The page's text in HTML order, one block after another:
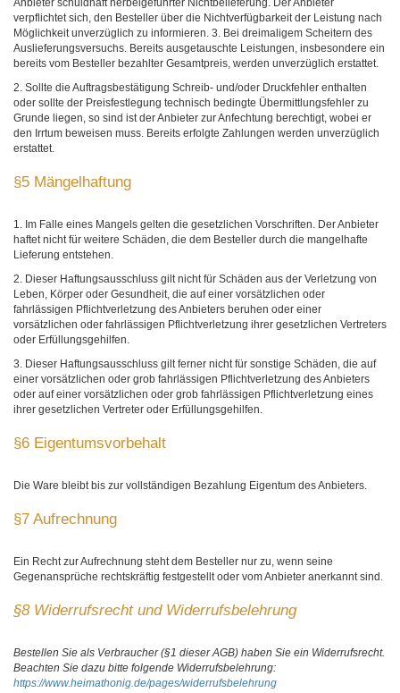
Anbieter schuldhaft herbeigeführter Nichtbelieferung. Der Anbieter
verpflichtet sich, den Besteller über die Nichtverfügbarkeit der Leistung nach
Möglichkeit unverzüglich zu informieren. 3. Bei dreimaligem Scheitern des
Auslieferungsversuchs. Bereits ausgetauschte Leistungen, insbesondere ein
bereits vom Besteller bezahlter Gesamtpreis, werden unverzüglich erstattet.
2. Sollte die Auftragsbestätigung Schreib- und/oder Druckfehler enthalten
oder sollte der Preisfestlegung technisch bedingte Übermittlungsfehler zu
Grunde liegen, so sind ist der Anbieter zur Anfechtung berechtigt, wobei er
den Irrtum beweisen muss. Bereits erfolgte Zahlungen werden unverzüglich
erstattet.
§5 Mängelhaftung
1. Im Falle eines Mangels gelten die gesetzlichen Vorschriften. Der Anbieter
haftet nicht für weitere Schäden, die dem Besteller durch die mangelhafte
Lieferung entstehen.
2. Dieser Haftungsausschluss gilt nicht für Schäden aus der Verletzung von
Leben, Körper oder Gesundheit, die auf einer vorsätzlichen oder
fahrlässigen Pflichtverletzung des Anbieters beruhen oder einer
vorsätzlichen oder fahrlässigen Pflichtverletzung ihrer gesetzlichen Vertreters
oder Erfüllungsgehilfen.
3. Dieser Haftungsausschluss gilt ferner nicht für sonstige Schäden, die auf
einer vorsätzlichen oder grob fahrlässigen Pflichtverletzung des Anbieters
oder auf einer vorsätzlichen oder grob fahrlässigen Pflichtverletzung eines
ihrer gesetzlichen Vertreter oder Erfüllungsgehilfen.
§6 Eigentumsvorbehalt
Die Ware bleibt bis zur vollständigen Bezahlung Eigentum des Anbieters.
§7 Aufrechnung
Ein Recht zur Aufrechnung steht dem Besteller nur zu, wenn seine
Gegenansprüche rechtskräftig festgestellt oder vom Anbieter anerkannt sind.
§8 Widerrufsrecht und Widerrufsbelehrung
Bestellen Sie als Verbraucher (§1 dieser AGB) haben Sie ein Widerrufsrecht.
Beachten Sie dazu bitte folgende Widerrufsbelehrung:
https://www.heimathonig.de/pages/widerrufsbelehrung